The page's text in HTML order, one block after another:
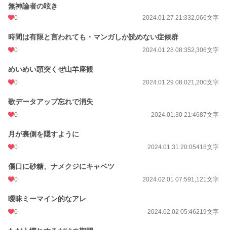
無神論者の呟き
0 2024.01.27 21:332,066文字
時間は有限と言われても・マンガしか読めない症候群
0 2024.01.28 08:352,306文字
めいめい頭突くぜ山羊座観
0 2024.01.29 08:021,200文字
歌データアップ忘れで消失
0 2024.01.30 21:4687文字
月が裏側を隠すように
0 2024.01.31 20:05418文字
傷口に砂糖、ナメクジにキャベツ
0 2024.02.01 07:591,121文字
曖昧ミーマイン的なアレ
0 2024.02.02 05:46219文字